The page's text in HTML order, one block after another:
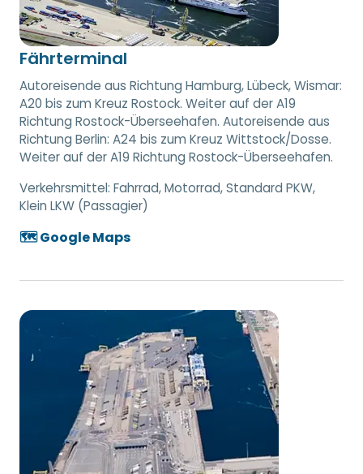
Fährterminal
Autoreisende aus Richtung Hamburg, Lübeck, Wismar:
A20 bis zum Kreuz Rostock. Weiter auf der A19
Richtung Rostock-Überseehafen. Autoreisende aus
Richtung Berlin: A24 bis zum Kreuz Wittstock/Dosse.
Weiter auf der A19 Richtung Rostock-Überseehafen.
Verkehrsmittel: Fahrrad, Motorrad, Standard PKW,
Klein LKW (Passagier)
🗺️ Google Maps